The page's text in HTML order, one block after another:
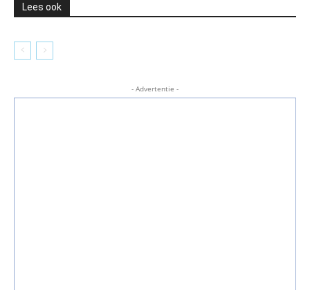
Lees ook
- Advertentie -